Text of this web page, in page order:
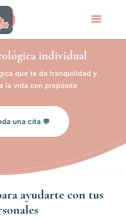
individual
que te da tranquilidad y
la vida con propósito
una cita 💬
ayudarte con tus